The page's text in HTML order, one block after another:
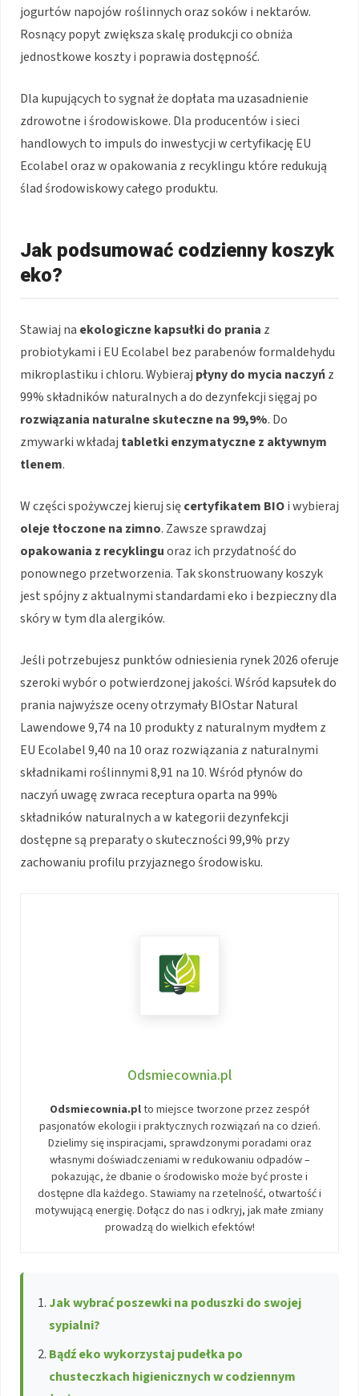
jogurtów napojów roślinnych oraz soków i nektarów.
Rosnący popyt zwiększa skalę produkcji co obniża
jednostkowe koszty i poprawia dostępność.
Dla kupujących to sygnał że dopłata ma uzasadnienie
zdrowotne i środowiskowe. Dla producentów i sieci
handlowych to impuls do inwestycji w certyfikację EU
Ecolabel oraz w opakowania z recyklingu które redukują
ślad środowiskowy całego produktu.
Jak podsumować codzienny koszyk
eko?
Stawiaj na ekologiczne kapsułki do prania z
probiotykami i EU Ecolabel bez parabenów formaldehydu
mikroplastiku i chloru. Wybieraj płyny do mycia naczyńz
99% składników naturalnych a do dezynfekcji sięgaj po
rozwiązania naturalne skuteczne na 99,9%. Do
zmywarki wkładaj tabletki enzymatyczne z aktywnym
tlenem.
W części spożywczej kieruj sięcertyfikatem BIOi wybieraj
oleje tłoczone na zimno. Zawsze sprawdzaj
opakowania z recyklinguoraz ich przydatność do
ponownego przetworzenia. Tak skonstruowany koszyk
jest spójny z aktualnymi standardami eko i bezpieczny dla
skóry w tym dla alergików.
Jeśli potrzebujesz punktów odniesienia rynek 2026 oferuje
szeroki wybór o potwierdzonej jakości. Wśród kapsułek do
prania najwyższe oceny otrzymały BIOstar Natural
Lawendowe 9,74 na 10 produkty z naturalnym mydłem z
EU Ecolabel 9,40 na 10 oraz rozwiązania z naturalnymi
składnikami roślinnymi 8,91 na 10. Wśród płynów do
naczyń uwagę zwraca receptura oparta na 99%
składników naturalnych a w kategorii dezynfekcji
dostępne są preparaty o skuteczności 99,9% przy
zachowaniu profilu przyjaznego środowisku.
Odsmiecownia.pl
Odsmiecownia.plto miejsce tworzone przez zespół
pasjonatów ekologii i praktycznych rozwiązań na co dzień.
Dzielimy się inspiracjami, sprawdzonymi poradami oraz
własnymi doświadczeniami w redukowaniu odpadów –
pokazując, że dbanie o środowisko może być proste i
dostępne dla każdego. Stawiamy na rzetelność, otwartość i
motywującą energię. Dołącz do nas i odkryj, jak małe zmiany
prowadzą do wielkich efektów!
Jak wybrać poszewki na poduszki do swojej
sypialni?
Bądź eko wykorzystaj pudełka po
chusteczkach higienicznych w codziennym